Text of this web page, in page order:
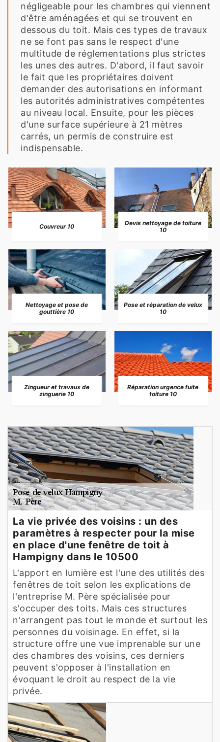
négligeable pour les chambres qui viennent
d'être aménagées et qui se trouvent en
dessous du toit. Mais ces types de travaux
ne se font pas sans le respect d'une
multitude de réglementations plus strictes
les unes des autres. D'abord, il faut savoir
le fait que les propriétaires doivent
demander des autorisations en informant
les autorités administratives compétentes
au niveau local. Ensuite, pour les pièces
d'une surface supérieure à 21 mètres
carrés, un permis de construire est
indispensable.
Couvreur 10
Devis nettoyage de toiture
10
Nettoyage et pose de
gouttière 10
Pose et réparation de velux
10
Zingueur et travaux de
zinguerie 10
Réparation urgence fuite
toiture 10
La vie privée des voisins : un des
paramètres à respecter pour la mise
en place d'une fenêtre de toit à
Hampigny dans le 10500
L'apport en lumière est l'une des utilités des
fenêtres de toit selon les explications de
l'entreprise M. Père spécialisée pour
s'occuper des toits. Mais ces structures
n'arrangent pas tout le monde et surtout les
personnes du voisinage. En effet, si la
structure offre une vue imprenable sur une
des chambres des voisins, ces derniers
peuvent s'opposer à l'installation en
évoquant le droit au respect de la vie
privée.